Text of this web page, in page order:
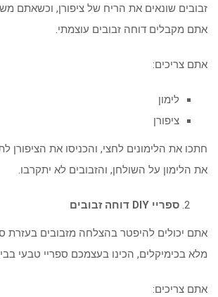
זבובים שונאים את הריח של ציפורן, וכשאתם
אתם מקבלים דוחה זבובים עוצמתי.
אתם צריכים:
לימון
ציפורן
חתכו את הלימונים לחצי, והכניסו את הציפורן
את הלימון על השולחן, והזבובים לא יתקרבו.
ספריי DIY דוחה זבובים
אתם יכולים להיפטר בהצלחה מזבובים בעזרת
מלא בכימיקלים, הכינו בעצמכם ספריי טבעי
אתם צריכים: